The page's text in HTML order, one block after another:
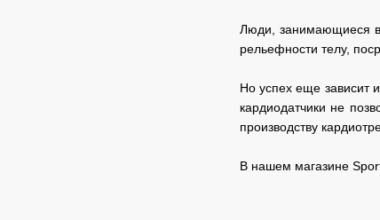
Люди, занимающиеся в
рельефности телу,
Но успех еще зависит
кардиодатчики не
производству
В нашем магазине